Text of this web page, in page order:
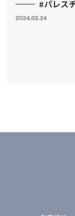
#パレス
2024.02.24